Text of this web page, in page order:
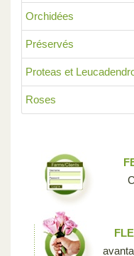
Orchidées
Préservés
Proteas et
Roses